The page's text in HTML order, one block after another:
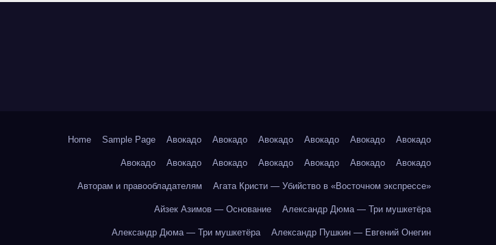
Home Sample Page Авокадо Авокадо Авокадо Авокадо Авокадо Авокадо
Авокадо Авокадо Авокадо Авокадо Авокадо Авокадо Авокадо
Авторам и правообладателям Агата Кристи — Убийство в «Восточном экспрессе»
Айзек Азимов — Основание Александр Дюма — Три мушкетёра
Александр Дюма — Три мушкетёра Александр Пушкин — Евгений Онегин